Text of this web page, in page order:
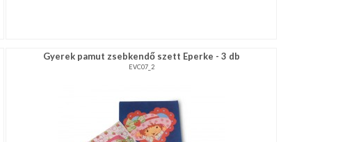
Gyerek pamut zsebkendő szett Eperke - 3 db
EVC07_2